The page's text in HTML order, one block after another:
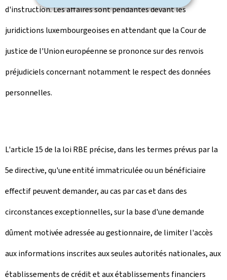
d'instruction. Les affaires sont pendantes devant les
juridictions luxembourgeoises en attendant que la Cour de
justice de l'Union européenne se prononce sur des renvois
préjudiciels concernant notamment le respect des données
personnelles.
L'article 15 de la loi RBE précise, dans les termes prévus par la
5e directive, qu'une entité immatriculée ou un bénéficiaire
effectif peuvent demander, au cas par cas et dans des
circonstances exceptionnelles, sur la base d'une demande
dûment motivée adressée au gestionnaire, de limiter l'accès
aux informations inscrites aux seules autorités nationales, aux
établissements de crédit et aux établissements financiers